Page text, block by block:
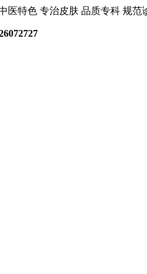
医特色 专治皮肤 品质专科 规